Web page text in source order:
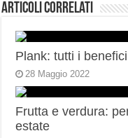
Articoli correlati
Plank: tutti i
28 Maggio 2022
Frutta e verdura:
estate